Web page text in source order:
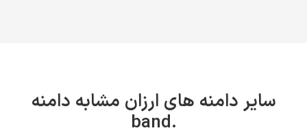
سایر دامنه های ارزان مشابه دامنه
.band